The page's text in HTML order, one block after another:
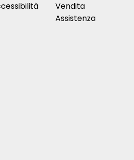
Vendita
Assistenza